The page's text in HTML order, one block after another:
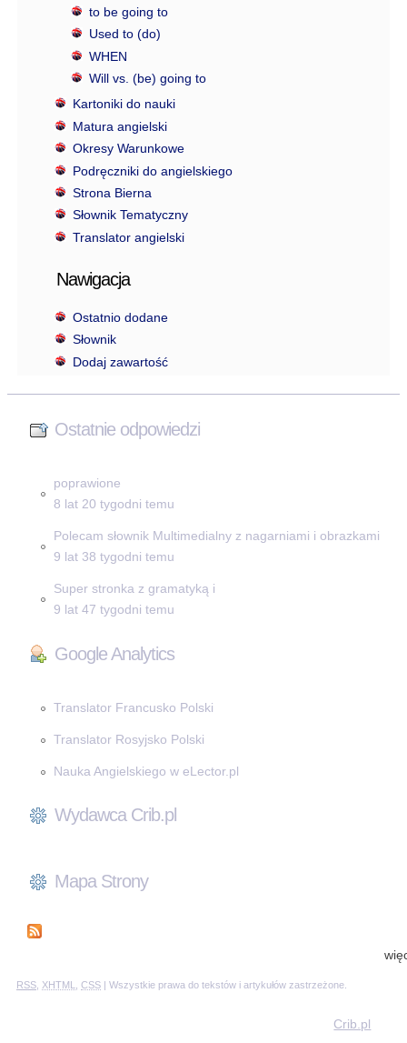
to be going to
Used to (do)
WHEN
Will vs. (be) going to
Kartoniki do nauki
Matura angielski
Okresy Warunkowe
Podręczniki do angielskiego
Strona Bierna
Słownik Tematyczny
Translator angielski
Nawigacja
Ostatnio dodane
Słownik
Dodaj zawartość
Ostatnie odpowiedzi
poprawione
8 lat 20 tygodni temu
Polecam słownik Multimedialny z nagarniami i obrazkami
9 lat 38 tygodni temu
Super stronka z gramatyką i
9 lat 47 tygodni temu
Google Analytics
Translator Francusko Polski
Translator Rosyjsko Polski
Nauka Angielskiego w eLector.pl
Wydawca Crib.pl
Mapa Strony
RSS XHTML CSS | Wszystkie prawa do tekstów i artykułów zastrzeżone.
Crib.pl